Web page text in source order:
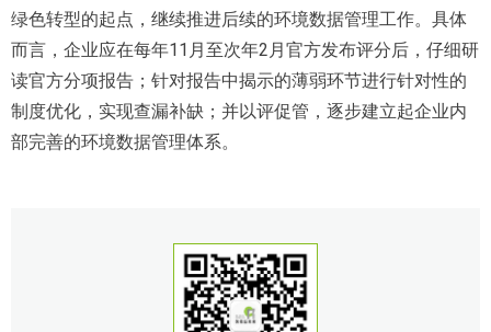
绿色转型的起点，继续推进后续的环境数据管理工作。具体
而言，企业应在每年11月至次年2月官方发布评分后，仔细研
读官方分项报告；针对报告中揭示的薄弱环节进行针对性的
制度优化，实现查漏补缺；并以评促管，逐步建立起企业内
部完善的环境数据管理体系。